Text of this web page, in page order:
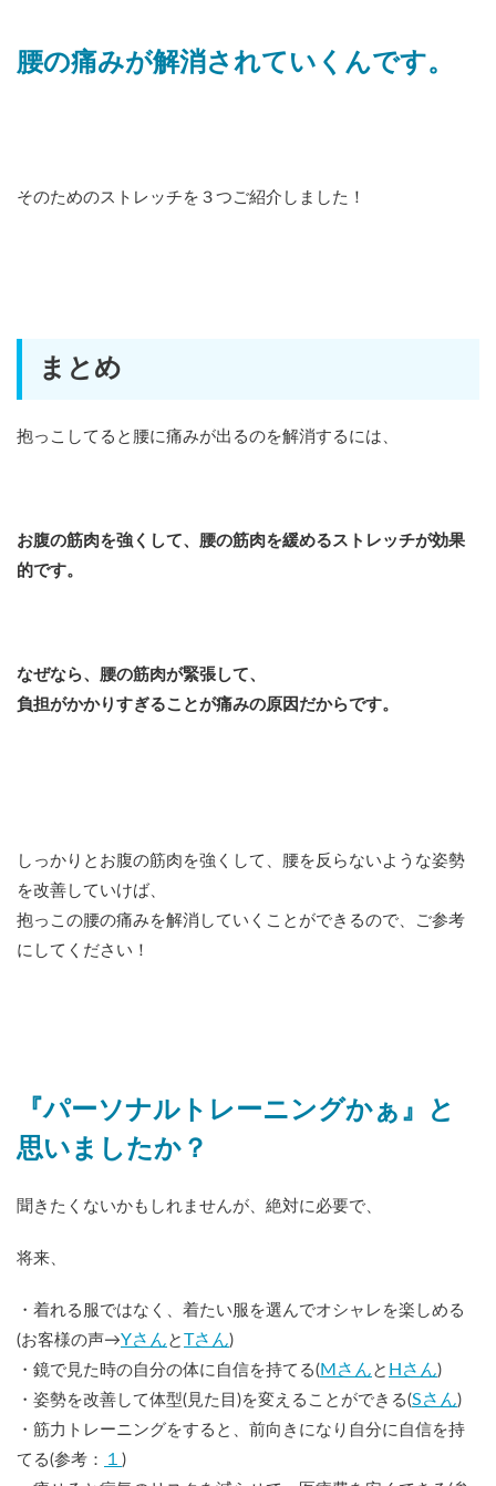
腰の痛みが解消されていくんです。
そのためのストレッチを３つご紹介しました！
まとめ
抱っこしてると腰に痛みが出るのを解消するには、
お腹の筋肉を強くして、腰の筋肉を緩めるストレッチが効果
的です。
なぜなら、腰の筋肉が緊張して、
負担がかかりすぎることが痛みの原因だからです。
しっかりとお腹の筋肉を強くして、腰を反らないような姿勢
を改善していけば、
抱っこの腰の痛みを解消していくことができるので、ご参考
にしてください！
『パーソナルトレーニングかぁ』と
思いましたか？
聞きたくないかもしれませんが、絶対に必要で、
将来、
・着れる服ではなく、着たい服を選んでオシャレを楽しめる
(お客様の声→Yさん と Tさん)
・鏡で見た時の自分の体に自信を持てる( Mさん と Hさん)
・姿勢を改善して体型(見た目)を変えることができる(Sさん)
・筋力トレーニングをすると、前向きになり自分に自信を持
てる(参考：
１ )